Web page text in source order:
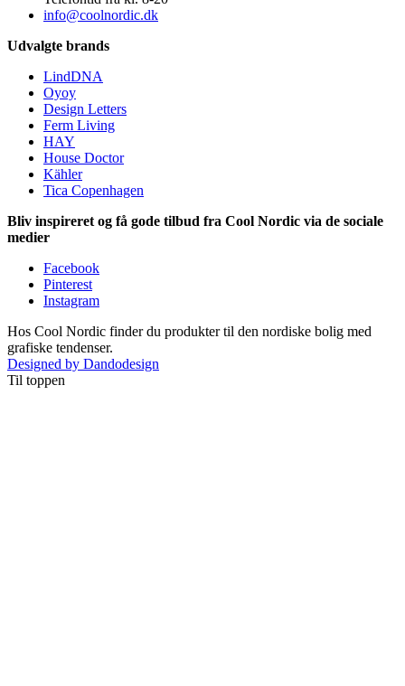
info@coolnordic.dk
Udvalgte brands
LindDNA
Oyoy
Design Letters
Ferm Living
HAY
House Doctor
Kähler
Tica Copenhagen
Bliv inspireret og få gode tilbud fra Cool Nordic via de sociale
medier
Facebook
Pinterest
Instagram
Hos Cool Nordic finder du produkter til den nordiske bolig med
grafiske tendenser.
Designed by Dandodesign
Til toppen